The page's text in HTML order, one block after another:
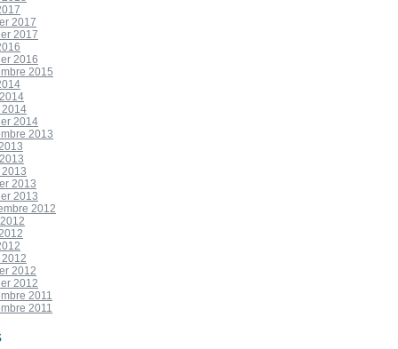
2017
2017
2016
2015
2014
2014
2013
2013
2013
2013
2012
2012
2012
2012
2011
2011